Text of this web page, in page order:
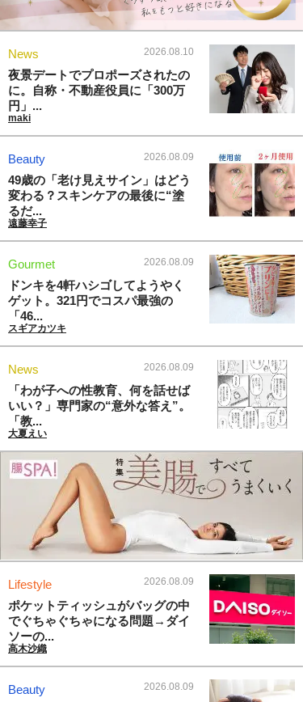
News 2026.08.10
夜景デートでプロポーズされたの
に。自称・不動産役員に「300万
円」...
maki
Beauty 2026.08.09
49歳の「老け見えサイン」はどう
変わる？スキンケアの最後に“塗
るだ...
遠藤幸子
Gourmet 2026.08.09
ドンキを4軒ハシゴしてようやく
ゲット。321円でコスパ最強の
「46...
スギアカツキ
News 2026.08.09
「わが子への性教育、何を話せば
いい？」専門家の“意外な答え”。
「教...
大夏えい
Lifestyle 2026.08.09
ポケットティッシュがバッグの中
でぐちゃぐちゃになる問題→ダイ
ソーの...
高木沙織
Beauty 2026.08.09